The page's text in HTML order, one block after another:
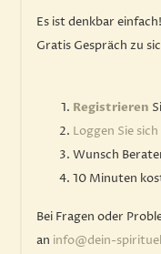
Es ist denkbar
Gratis Gespräch zu
Registrieren
Loggen Sie
Wunsch
10 Minuten
Bei Fragen oder
an info@dein-